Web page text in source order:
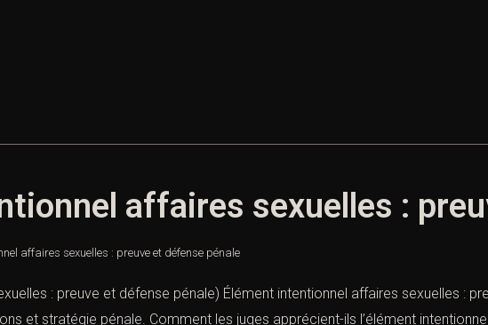
affaires sexuelles :
affaires sexuelles : preuve et défense pénale
: preuve et défense pénale) Élément intentionnel affaires sexuelles :
et stratégie pénale. Comment les juges apprécient-ils l’élément